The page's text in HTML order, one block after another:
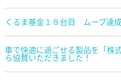
くるま基金１８台目 ムーブ達
車で快適に過ごせる製品を「株
ら協賛いただきました！